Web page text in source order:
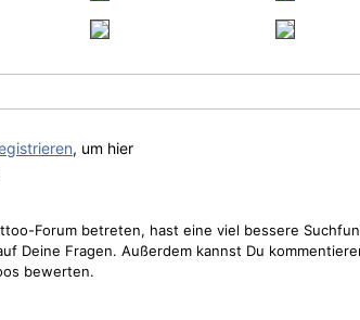
, um hier
Forum betreten, hast eine viel bessere
Deine Fragen. Außerdem kannst Du
bewerten.